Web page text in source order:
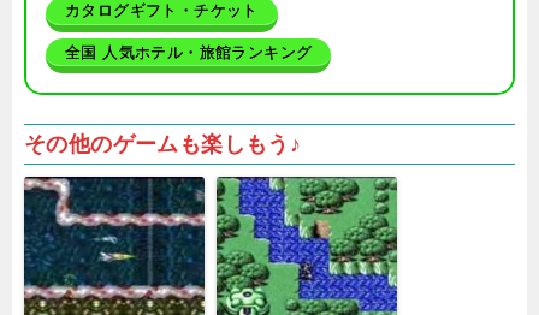
カタログギフト・チケット
全国 人気ホテル・旅館ランキング
その他のゲームも楽しもう♪